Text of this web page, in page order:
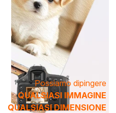
Possiamo dipingere
QUALSIASI IMMAGINE
QUALSIASI DIMENSIONE